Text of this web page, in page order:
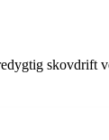
skovdrift